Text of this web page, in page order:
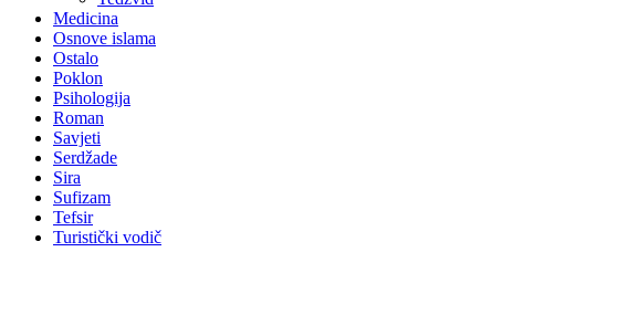
Medicina
Osnove islama
Ostalo
Poklon
Psihologija
Roman
Savjeti
Serdžade
Sira
Sufizam
Tefsir
Turistički vodič